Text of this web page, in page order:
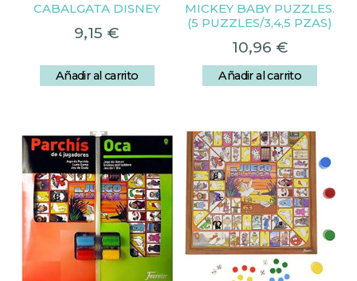
CABALGATA DISNEY
9,15 €
Añadir al carrito
MICKEY BABY PUZZLES.
(5 PUZZLES/3,4,5 PZAS)
10,96 €
Añadir al carrito